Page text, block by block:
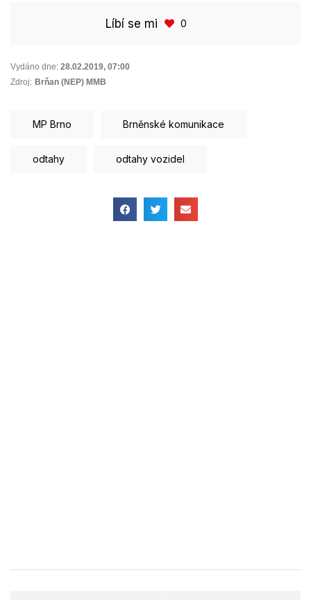
Líbí se mi 0
Vydáno dne: 28.02.2019, 07:00
Zdroj: Brňan (NEP) MMB
MP Brno Brněnské komunikace
odtahy odtahy vozidel